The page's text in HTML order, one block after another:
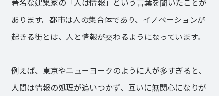
著名な建築家の「人は情報」という言葉を聞いたことが
あります。都市は人の集合体であり、イノベーションが
起きる街とは、人と情報が交わるようになっています。
例えば、東京やニューヨークのように人が多すぎると、
人間は情報の処理が追いつかず、互いに無関心になりが